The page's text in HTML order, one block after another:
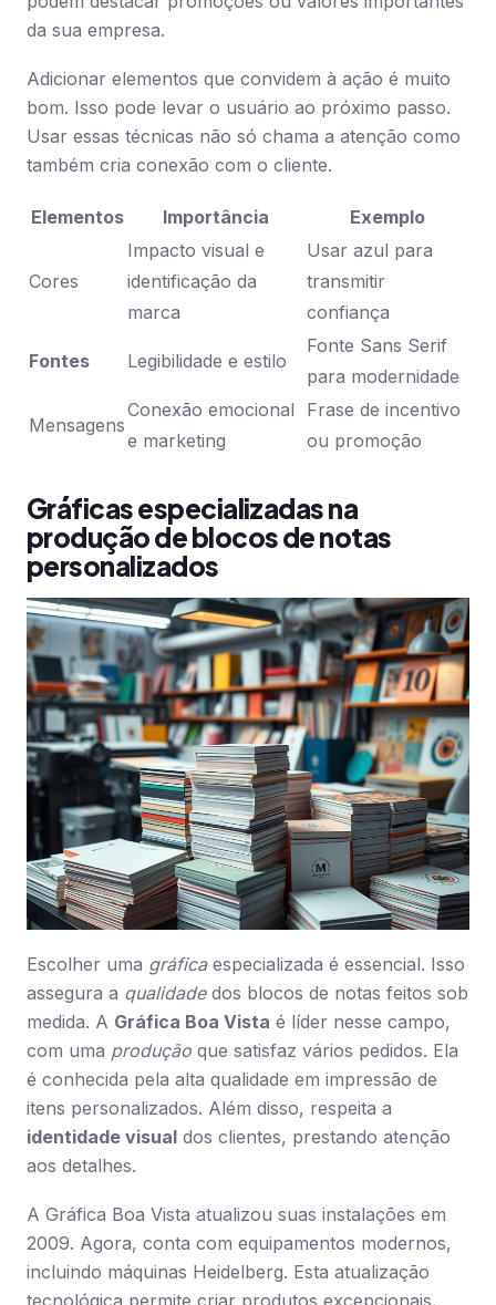
da sua empresa.
Adicionar elementos que convidem à ação é muito
bom. Isso pode levar o usuário ao próximo passo.
Usar essas técnicas não só chama a atenção como
também cria conexão com o cliente.
Elementos Importância Exemplo
Cores
Impacto visual e
identificação da
marca
Usar azul para
transmitir
confiança
Fontes Legibilidade e estilo
Fonte Sans Serif
para modernidade
Mensagens
Conexão emocional
e marketing
Frase de incentivo
ou promoção
Gráficas especializadas na
produção de blocos de notas
personalizados
Escolher uma gráficaespecializada é essencial. Isso
assegura a qualidadedos blocos de notas feitos sob
medida. A Gráfica Boa Vista é líder nesse campo,
com uma produção que satisfaz vários pedidos. Ela
é conhecida pela alta qualidade em impressão de
itens personalizados. Além disso, respeita a
identidade visual dos clientes, prestando atenção
aos detalhes.
A Gráfica Boa Vista atualizou suas instalações em
2009. Agora, conta com equipamentos modernos,
incluindo máquinas Heidelberg. Esta atualização
tecnológica permite criar produtos excepcionais.